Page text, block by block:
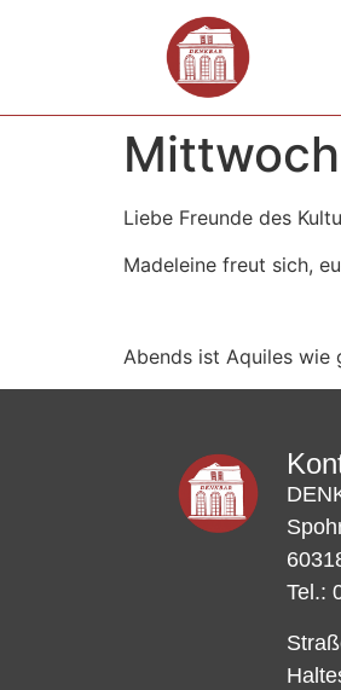
Liebe Freunde des
Madeleine freut sich,
Abends ist Aquiles wie
Tel.: